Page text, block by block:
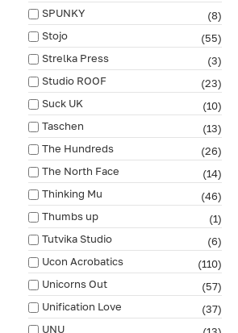
SPUNKY
(8)
Stojo
(55)
Strelka Press
(3)
Studio ROOF
(23)
Suck UK
(10)
Taschen
(13)
The Hundreds
(26)
The North Face
(14)
Thinking Mu
(46)
Thumbs up
(1)
Tutvika Studio
(6)
Ucon Acrobatics
(110)
Unicorns Out
(57)
Unification Love
(37)
UNU